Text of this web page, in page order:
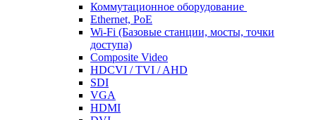
Коммутационное оборудование
Ethernet, PoE
Wi-Fi (Базовые станции, мосты, точки
доступа)
Composite Video
HDCVI / TVI / AHD
SDI
VGA
HDMI